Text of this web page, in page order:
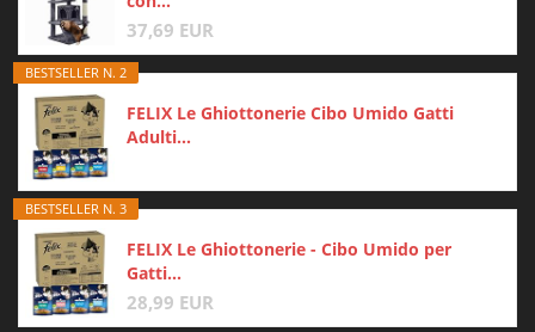
37,69 EUR
BESTSELLER N. 2
FELIX Le Ghiottonerie Cibo Umido Gatti
Adulti...
BESTSELLER N. 3
FELIX Le Ghiottonerie - Cibo Umido per
Gatti...
28,99 EUR